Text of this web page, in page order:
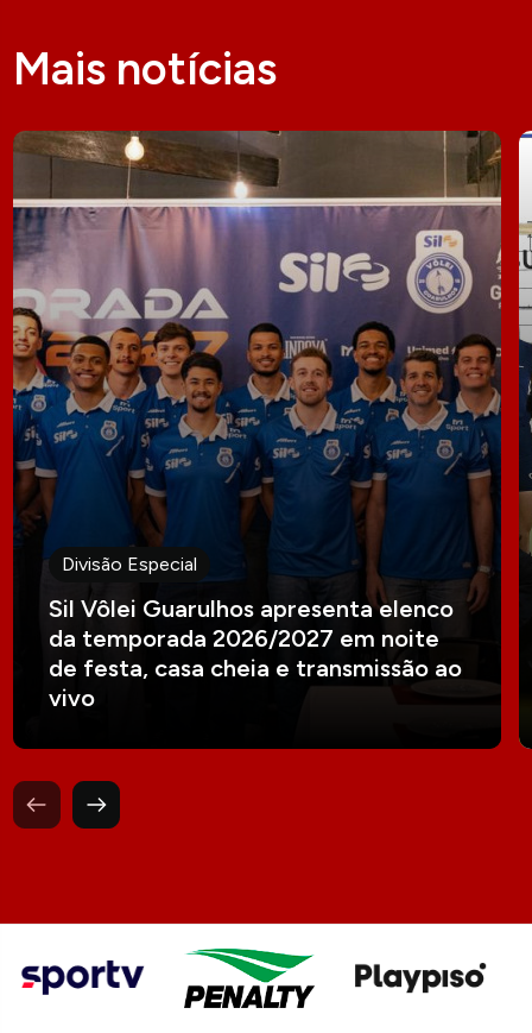
Mais notícias
Divisão Especial
Sil Vôlei Guarulhos apresenta elenco
da temporada 2026/2027 em noite
de festa, casa cheia e transmissão ao
vivo